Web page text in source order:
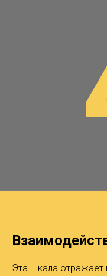
Эта шкала отражает